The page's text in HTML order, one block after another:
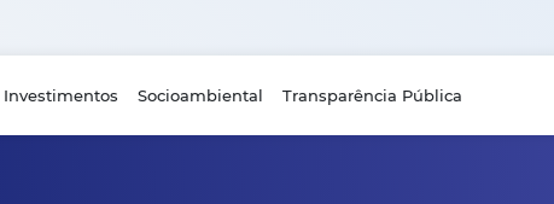
Investimentos Socioambiental Transparência Pública